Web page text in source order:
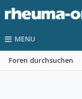
MENU
Foren durchsuchen